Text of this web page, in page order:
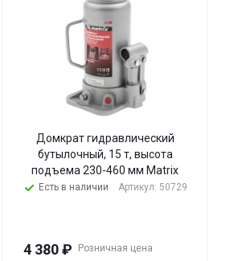
Домкрат гидравлический
бутылочный, 15 т, высота
подъема 230-460 мм Matrix
Есть в наличии Артикул: 50729
Розничная цена
4 380₽